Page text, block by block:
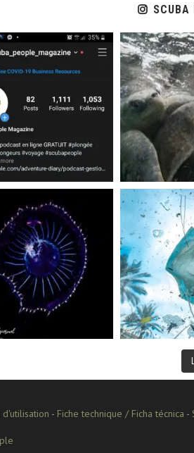
SCUBA
5 Nov 5
Sep 2
d'utilisation - Fiche technique / Ficha técnica -